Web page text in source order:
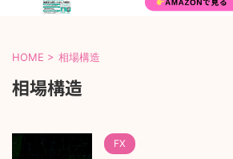
HOME > 相場構造
相場構造
FX